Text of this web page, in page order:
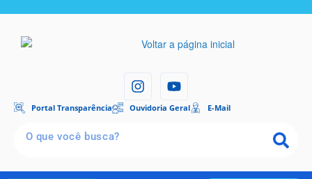
Portal Transparência Ouvidoria Geral E-Mail